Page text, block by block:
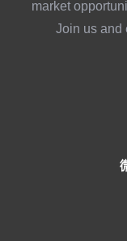
market
Join us and